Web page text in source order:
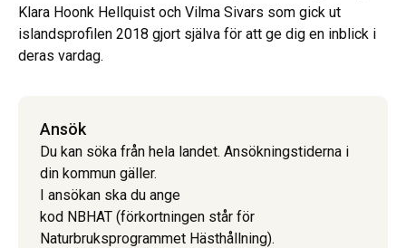
Klara Hoonk Hellquist och Vilma Sivars som gick ut
islandsprofilen 2018 gjort själva för att ge dig en inblick i
deras vardag.
Ansök
Du kan söka från hela landet. Ansökningstiderna i
din kommun gäller.
I ansökan ska du ange
kod NBHAT (förkortningen står för
Naturbruksprogrammet Hästhållning).